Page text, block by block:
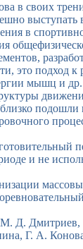
своих
в
это подход
мышц и
и не
Д.
Г. А.